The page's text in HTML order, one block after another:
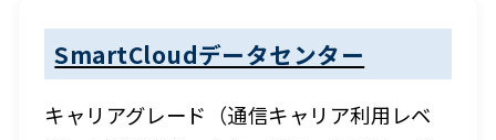
SmartCloudデータセンター
キャリアグレード（通信キャリア利用レベ